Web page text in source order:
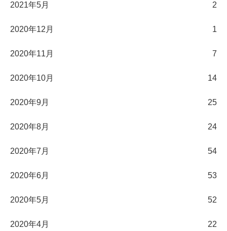
2021年5月 2
2020年12月 1
2020年11月 7
2020年10月 14
2020年9月 25
2020年8月 24
2020年7月 54
2020年6月 53
2020年5月 52
2020年4月 22